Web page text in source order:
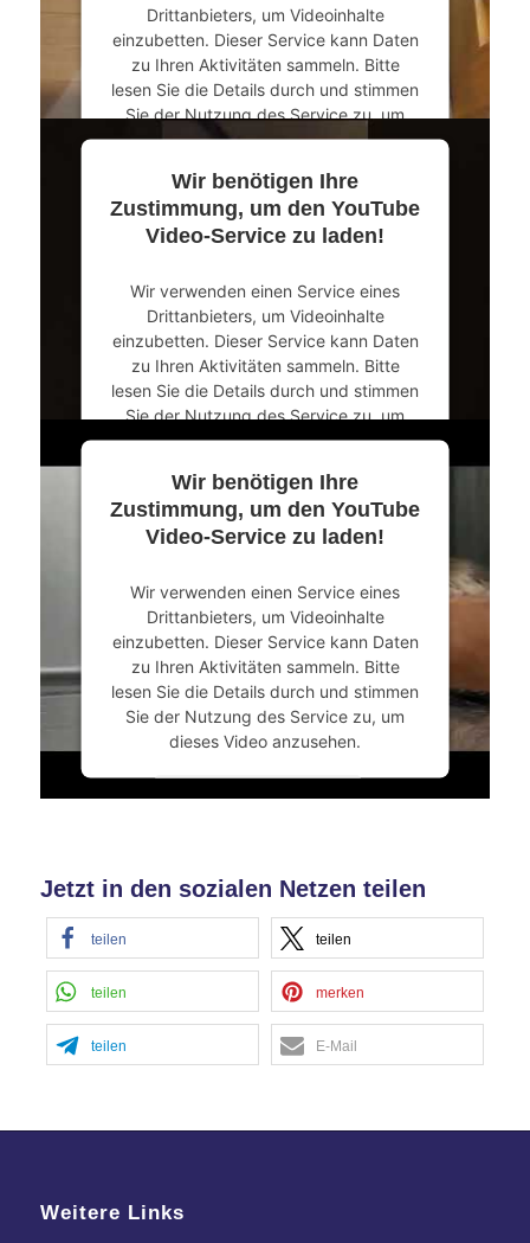
Drittanbieters, um Videoinhalte
einzubetten. Dieser Service kann Daten
zu Ihren Aktivitäten sammeln. Bitte
lesen Sie die Details durch und stimmen
Sie der Nutzung des Service zu, um
dieses Video anzusehen.
Mehr Informationen
powered byUsercentrics Consent
Management Platform&eRecht24
Wir benötigen Ihre
Zustimmung, um den YouTube
Video-Service zu laden!
Wir verwenden einen Service eines
Drittanbieters, um Videoinhalte
einzubetten. Dieser Service kann Daten
zu Ihren Aktivitäten sammeln. Bitte
lesen Sie die Details durch und stimmen
Sie der Nutzung des Service zu, um
dieses Video anzusehen.
Mehr Informationen
powered byUsercentrics Consent
Management Platform&eRecht24
Wir benötigen Ihre
Zustimmung, um den YouTube
Video-Service zu laden!
Wir verwenden einen Service eines
Drittanbieters, um Videoinhalte
einzubetten. Dieser Service kann Daten
zu Ihren Aktivitäten sammeln. Bitte
lesen Sie die Details durch und stimmen
Sie der Nutzung des Service zu, um
dieses Video anzusehen.
Mehr Informationen
powered byUsercentrics Consent
Management Platform
Jetzt in den sozialen Netzen teilen
teilen teilen
teilen merken
teilen E-Mail
Weitere Links